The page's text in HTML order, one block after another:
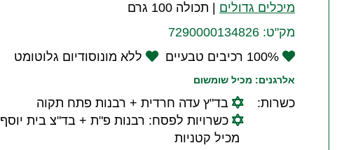
מיכלים גדולים
תכולה 100 גרם
מק"ט: 7290000134826
100% רכיבים טבעיים
ללא מונוסודיום גלוטומט
אלרגנים: מכיל שומשום
כשרות:
בד"ץ עדה חרדית + רבנות פתח תקוה
כשרויות לפסח: רבנות פ"ת + בד"צ בית יוסף
מכיל קטניות